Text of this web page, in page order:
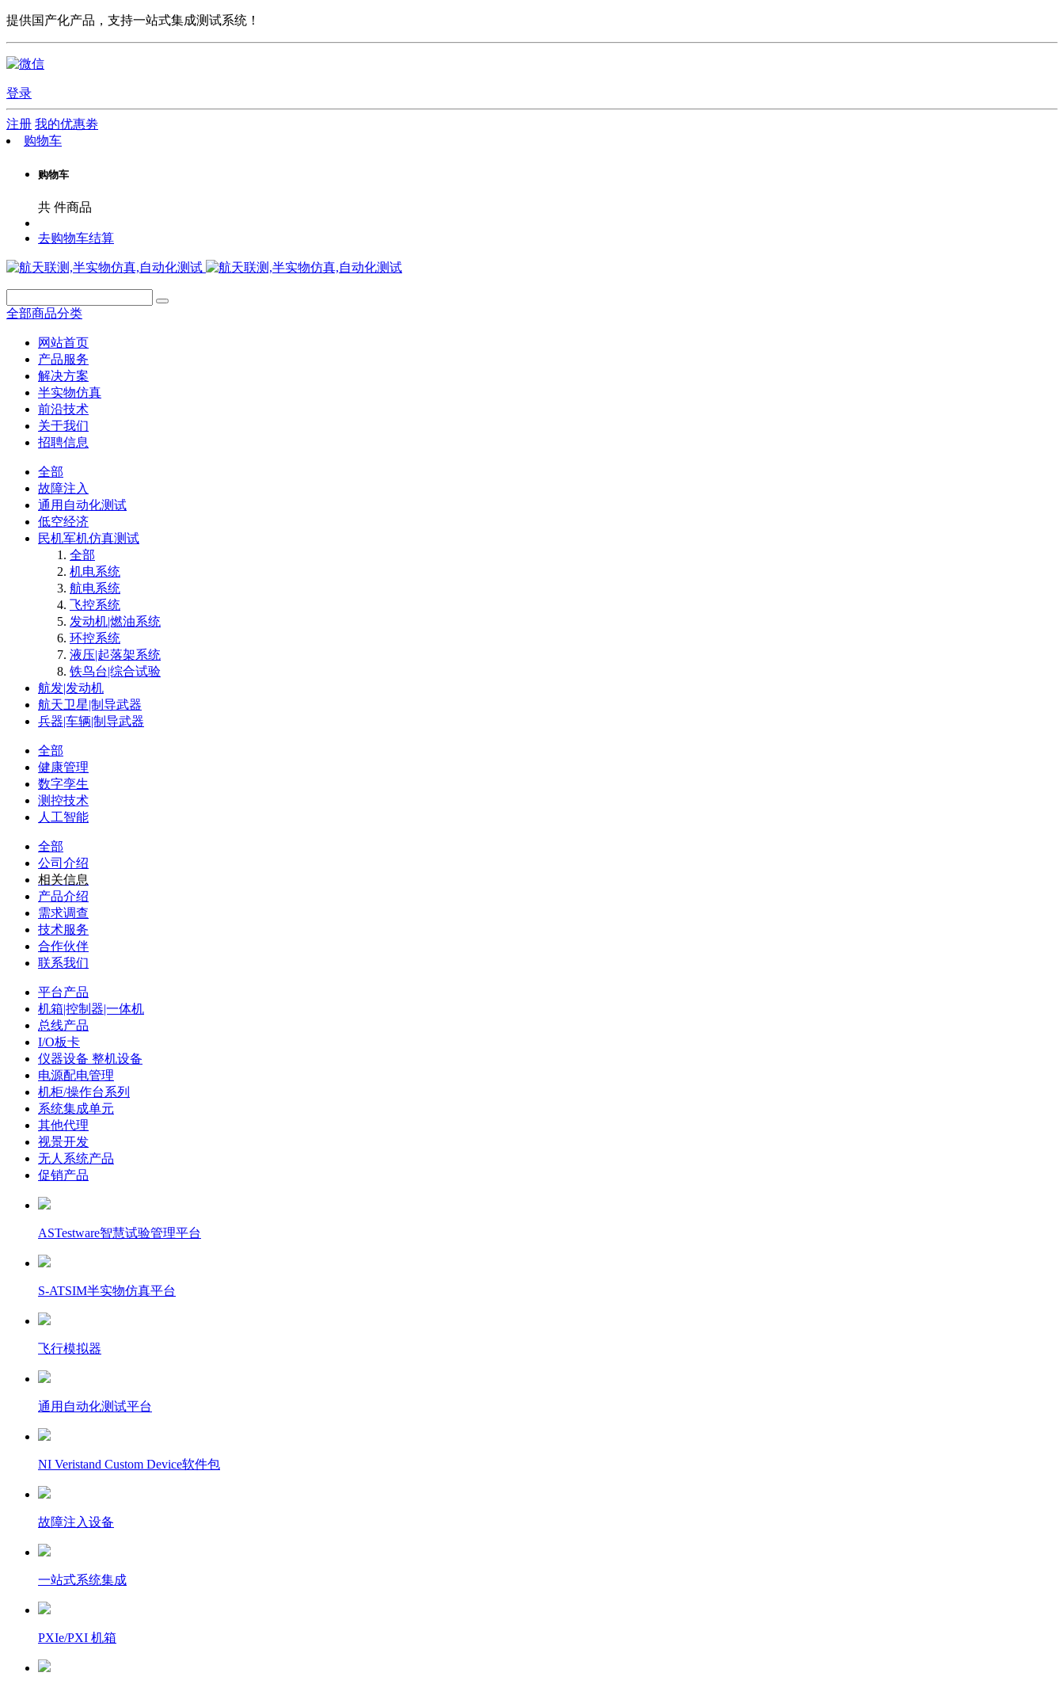
提供国产化产品，支持一站式集成测试系统！
登录
注册 我的优惠劵
购物车
购物车
共 件商品
去购物车结算
全部商品分类
网站首页
产品服务
解决方案
半实物仿真
前沿技术
关于我们
招聘信息
全部
故障注入
通用自动化测试
低空经济
民机军机仿真测试
全部
机电系统
航电系统
飞控系统
发动机|燃油系统
环控系统
液压|起落架系统
铁鸟台|综合试验
航发|发动机
航天卫星|制导武器
兵器|车辆|制导武器
全部
健康管理
数字孪生
测控技术
人工智能
全部
公司介绍
相关信息
产品介绍
需求调查
技术服务
合作伙伴
联系我们
平台产品
机箱|控制器|一体机
总线产品
I/O板卡
仪器设备 整机设备
电源配电管理
机柜/操作台系列
系统集成单元
其他代理
视景开发
无人系统产品
促销产品
ASTestware智慧试验管理平台
S-ATSIM半实物仿真平台
飞行模拟器
通用自动化测试平台
NI Veristand Custom Device软件包
故障注入设备
一站式系统集成
PXIe/PXI 机箱